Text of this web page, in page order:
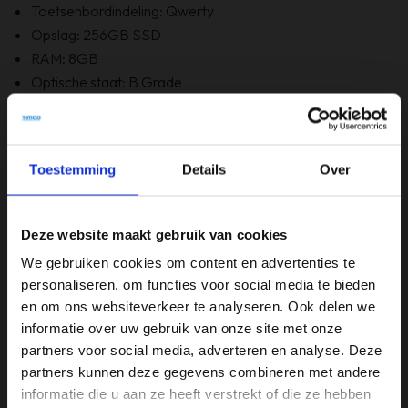
Toestemming Details Over
Deze website maakt gebruik van cookies
We gebruiken cookies om content en advertenties te
personaliseren, om functies voor social media te bieden
en om ons websiteverkeer te analyseren. Ook delen we
informatie over uw gebruik van onze site met onze
partners voor social media, adverteren en analyse. Deze
partners kunnen deze gegevens combineren met andere
informatie die u aan ze heeft verstrekt of die ze hebben
Toetsenbordindeling: Qwerty
Opslag: 256GB SSD
RAM: 8GB
Optische staat: B Grade
Specificaties
Beeldschermdiagonaal (inch)
13,3 inch
Merk
HP
Opslagruimte